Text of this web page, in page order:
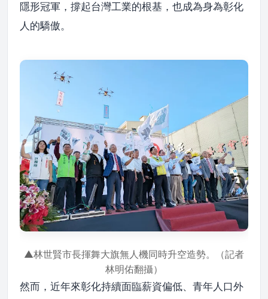
隱形冠軍，撐起台灣工業的根基，也成為身為彰化
人的驕傲。
▲林世賢市長揮舞大旗無人機同時升空造勢。（記者
林明佑翻攝）
然而，近年來彰化持續面臨薪資偏低、青年人口外